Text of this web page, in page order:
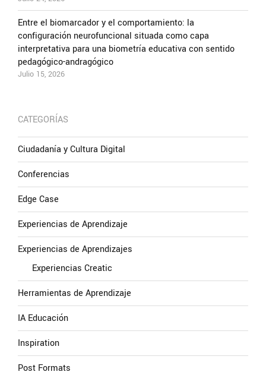
Entre el biomarcador y el comportamiento: la
configuración neurofuncional situada como capa
interpretativa para una biometría educativa con sentido
pedagógico-andragógico
Julio 15, 2026
CATEGORÍAS
Ciudadanía y Cultura Digital
Conferencias
Edge Case
Experiencias de Aprendizaje
Experiencias de Aprendizajes
Experiencias Creatic
Herramientas de Aprendizaje
IA Educación
Inspiration
Post Formats